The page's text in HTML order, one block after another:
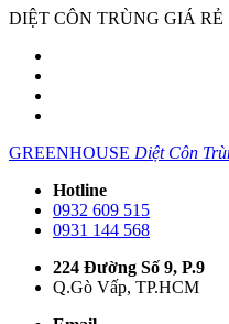
DIỆT CÔN TRÙNG GIÁ RẺ
GREENHOUSE Diệt Côn
Hotline
0932 609 515
0931 144 568
224 Đường Số 9, P.9
Q.Gò Vấp, TP.HCM